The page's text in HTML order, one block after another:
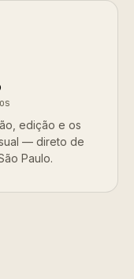
edição e os
— direto de
Paulo.